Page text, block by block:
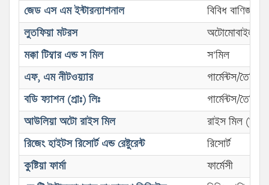
জেড এস এম ইন্টারন্যাশনাল
বিবিধ বাণিজ্য
লুতফিয়া মটরস
অটোমোবাইল
মক্কা টিম্বার এন্ড স মিল
স’মিল
এফ, এম নীটওয়্যার
গার্মেন্টস/তৈরি
বডি ফ্যাশন (প্রাঃ) লিঃ
গার্মেন্টস/তৈরি
আউলিয়া অটো রাইস মিল
রাইস মিল
রিজেং হাইটস রিসোর্ট এন্ড রেষ্টুরেন্ট
রিসোর্ট
কুষ্টিয়া ফার্মা
ফার্মেসী